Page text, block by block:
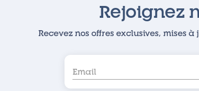
Rejoignez
Recevez nos offres exclusives, mises